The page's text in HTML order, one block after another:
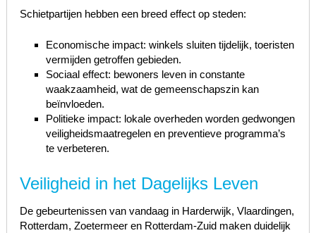
Schietpartijen hebben een breed effect op steden:
Economische impact: winkels sluiten tijdelijk, toeristen
vermijden getroffen gebieden.
Sociaal effect: bewoners leven in constante
waakzaamheid, wat de gemeenschapszin kan
beïnvloeden.
Politieke impact: lokale overheden worden gedwongen
veiligheidsmaatregelen en preventieve programma’s
te verbeteren.
Veiligheid in het Dagelijks Leven
De gebeurtenissen van vandaag in Harderwijk, Vlaardingen,
Rotterdam, Zoetermeer en Rotterdam-Zuid maken duidelijk